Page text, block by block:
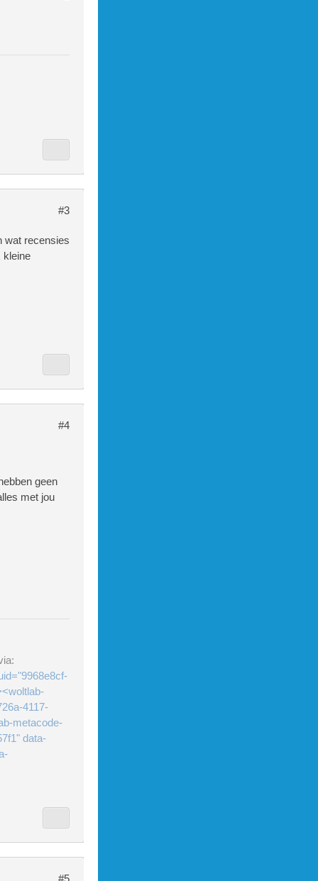
#3
wat recensies
kleine
#4
geen
met jou
4117-
metacode-
data-
#5